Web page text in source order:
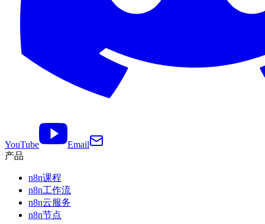
YouTube
Email
产品
n8n课程
n8n工作流
n8n云服务
n8n节点